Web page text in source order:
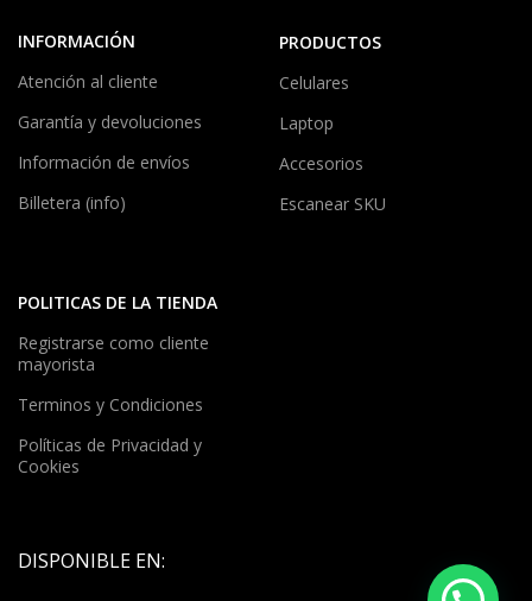
INFORMACIÓN
Atención al cliente
Garantía y devoluciones
Información de envíos
Billetera (info)
PRODUCTOS
Celulares
Laptop
Accesorios
Escanear SKU
POLITICAS DE LA TIENDA
Registrarse como cliente
mayorista
Terminos y Condiciones
Políticas de Privacidad y
Cookies
DISPONIBLE EN: